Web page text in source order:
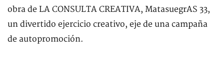
obra de LA CONSULTA CREATIVA, MatasuegrAS 33,
un divertido ejercicio creativo, eje de una campaña
de autopromoción.